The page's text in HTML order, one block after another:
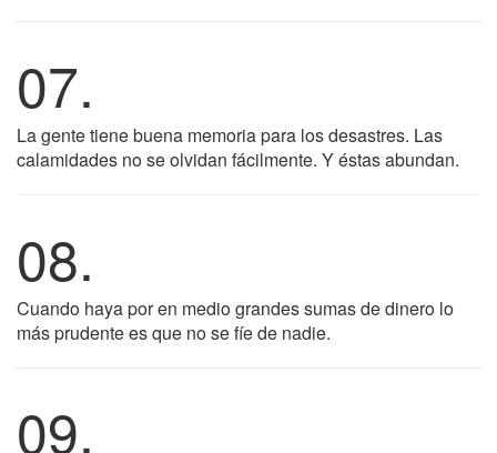
07.
La gente tiene buena memoria para los desastres. Las
calamidades no se olvidan fácilmente. Y éstas abundan.
08.
Cuando haya por en medio grandes sumas de dinero lo
más prudente es que no se fíe de nadie.
09.